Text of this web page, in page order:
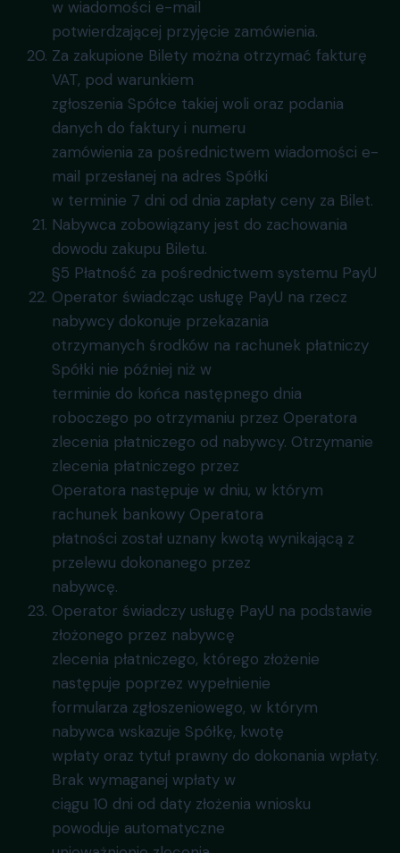
w wiadomości e-mail
potwierdzającej przyjęcie zamówienia.
Za zakupione Bilety można otrzymać fakturę
VAT, pod warunkiem
zgłoszenia Spółce takiej woli oraz podania
danych do faktury i numeru
zamówienia za pośrednictwem wiadomości e-
mail przesłanej na adres Spółki
w terminie 7 dni od dnia zapłaty ceny za Bilet.
Nabywca zobowiązany jest do zachowania
dowodu zakupu Biletu.
§5 Płatność za pośrednictwem systemu PayU
Operator świadcząc usługę PayU na rzecz
nabywcy dokonuje przekazania
otrzymanych środków na rachunek płatniczy
Spółki nie później niż w
terminie do końca następnego dnia
roboczego po otrzymaniu przez Operatora
zlecenia płatniczego od nabywcy. Otrzymanie
zlecenia płatniczego przez
Operatora następuje w dniu, w którym
rachunek bankowy Operatora
płatności został uznany kwotą wynikającą z
przelewu dokonanego przez
nabywcę.
Operator świadczy usługę PayU na podstawie
złożonego przez nabywcę
zlecenia płatniczego, którego złożenie
następuje poprzez wypełnienie
formularza zgłoszeniowego, w którym
nabywca wskazuje Spółkę, kwotę
wpłaty oraz tytuł prawny do dokonania wpłaty.
Brak wymaganej wpłaty w
ciągu 10 dni od daty złożenia wniosku
powoduje automatyczne